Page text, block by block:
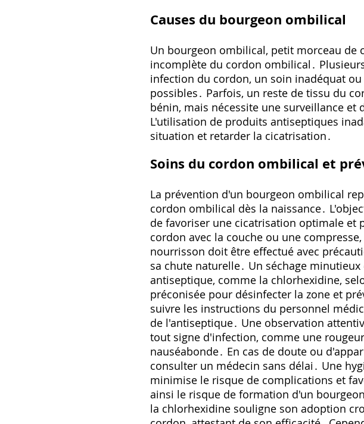
Causes du bourgeon ombilical
Un bourgeon ombilical‚ petit morceau
incomplète du cordon ombilical․
infection du cordon‚ un soin inadéquat
possibles․ Parfois‚ un reste de tissu du
bénin‚ mais nécessite une surveillance
L'utilisation de produits antiseptiques
situation et retarder la cicatrisation․
Soins du cordon ombilical et
La prévention d'un bourgeon ombilical
cordon ombilical dès la naissance․
de favoriser une cicatrisation optimale et
cordon avec la couche ou une
nourrisson doit être effectué avec
sa chute naturelle․ Un séchage
antiseptique‚ comme la chlorhexidine‚
préconisée pour désinfecter la zone et
suivre les instructions du personnel
de l'antiseptique․ Une observation
tout signe d'infection‚ comme une
nauséabonde․ En cas de doute ou
consulter un médecin sans délai․ Une
minimise le risque de complications et
ainsi le risque de formation d'un
la chlorhexidine souligne son adoption